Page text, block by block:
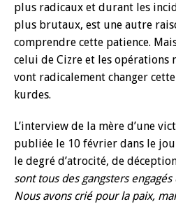
plus radicaux et durant les
plus brutaux, est une autre
comprendre cette patience.
celui de Cizre et les
vont radicalement changer
kurdes.
L’interview de la mère d’une
publiée le 10 février dans le
le degré d’atrocité, de
sont tous des gangsters
Nous avons crié pour la paix,